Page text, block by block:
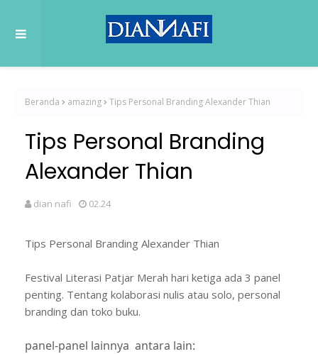
Beranda amazing Tips Personal Branding Alexander Thian
Tips Personal Branding
Alexander Thian
dian nafi 02.24
Tips Personal Branding Alexander Thian
Festival Literasi Patjar Merah hari ketiga ada 3 panel
penting. Tentang kolaborasi nulis atau solo, personal
branding dan toko buku.
panel-panel lainnya antara lain: